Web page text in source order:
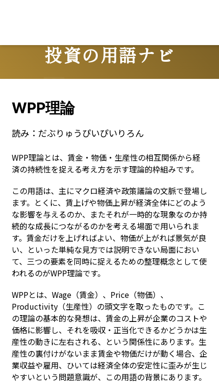
投資の用語ナビ
Terms
WPP理論
読み： だぶりゅうぴいぴいりろん
WPP理論とは、賃金・物価・生産性の相互関係から経
済の持続性を捉える考え方を示す理論的枠組みです。
この用語は、主にマクロ経済や政策議論の文脈で登場し
ます。とくに、賃上げや物価上昇が経済全体にどのよう
な影響を与えるのか、またそれが一時的な現象なのか持
続的な成長につながるのかを考える場面で用いられま
す。賃金だけを上げればよい、物価が上がれば景気が良
い、といった単純な見方では説明できない局面におい
て、三つの要素を同時に捉えるための整理概念として使
われるのがWPP理論です。
WPPとは、Wage（賃金）、Price（物価）、
Productivity（生産性）の頭文字を取ったものです。こ
の理論の基本的な発想は、賃金の上昇が企業のコストや
価格に影響し、それを吸収・正当化できるかどうかは生
産性の動きに左右される、という関係性にあります。生
産性の裏付けがないまま賃金や物価だけが動く場合、企
業収益や雇用、ひいては経済全体の安定性に歪みが生じ
やすいという問題意識が、この用語の背景にあります。